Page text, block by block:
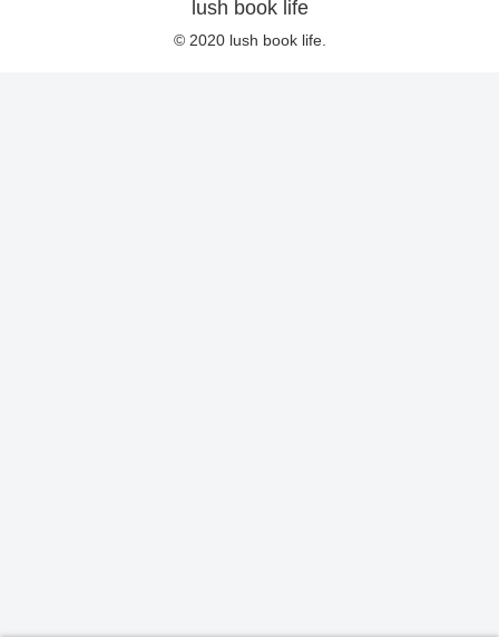
lush book life
© 2020 lush book life.